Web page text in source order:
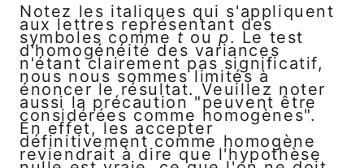
Notez les italiques qui s'appliquent
aux lettres représentant des
symboles comme t oup. Le test
d'homogénéité des variances
n'étant clairement pas significatif,
nous nous sommes limités à
énoncer le résultat. Veuillez noter
aussi la précaution "peuvent être
considérées comme homogènes".
En effet, les accepter
définitivement comme homogène
reviendrait à dire que l'hypothèse